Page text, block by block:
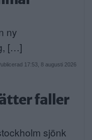
ny
[…]
17:53, 8 augusti 2026
faller
sjönk